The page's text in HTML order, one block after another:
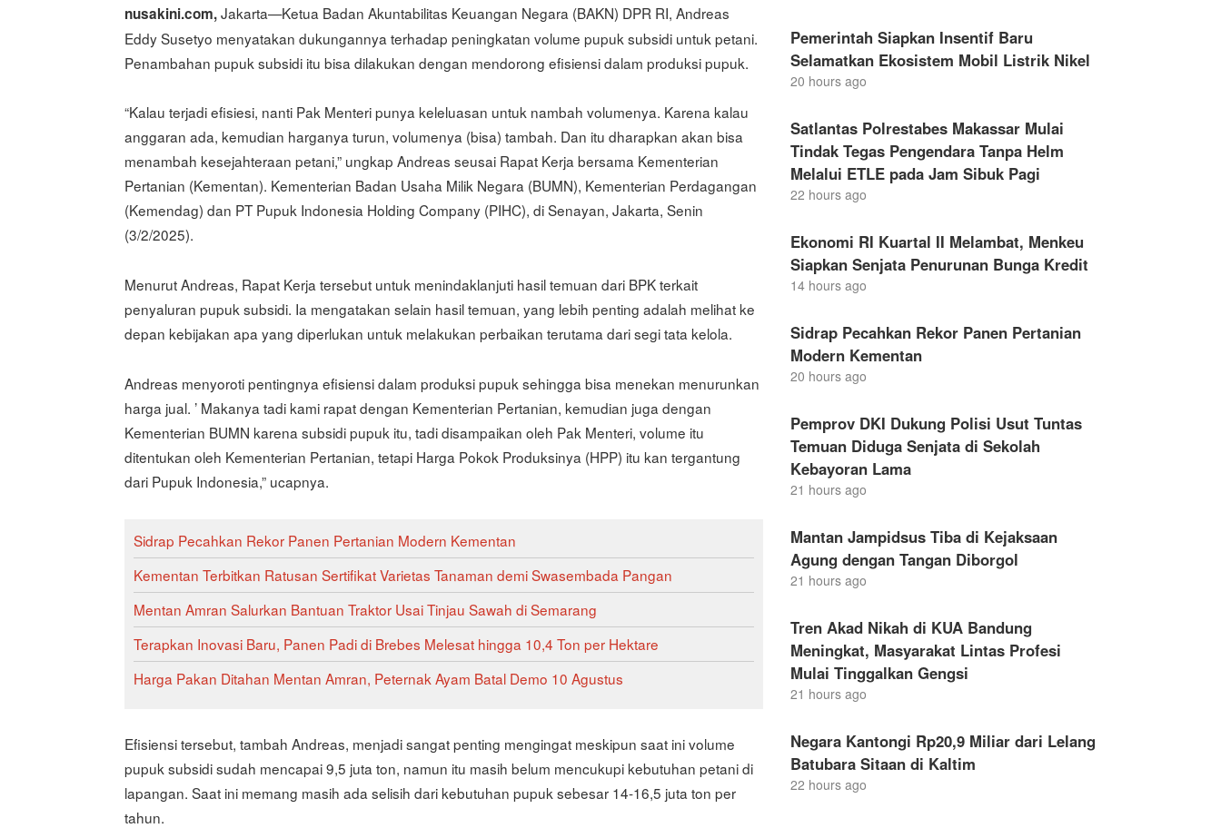
nusakini.com,Jakarta—Ketua Badan Akuntabilitas Keuangan Negara (BAKN) DPR RI, Andreas
Eddy Susetyo menyatakan dukungannya terhadap peningkatan volume pupuk subsidi untuk petani.
Penambahan pupuk subsidi itu bisa dilakukan dengan mendorong efisiensi dalam produksi pupuk.
“Kalau terjadi efisiesi, nanti Pak Menteri punya keleluasan untuk nambah volumenya. Karena kalau
anggaran ada, kemudian harganya turun, volumenya (bisa) tambah. Dan itu dharapkan akan bisa
menambah kesejahteraan petani,” ungkap Andreas seusai Rapat Kerja bersama Kementerian
Pertanian (Kementan). Kementerian Badan Usaha Milik Negara (BUMN), Kementerian Perdagangan
(Kemendag) dan PT Pupuk Indonesia Holding Company (PIHC), di Senayan, Jakarta, Senin
(3/2/2025).
Menurut Andreas, Rapat Kerja tersebut untuk menindaklanjuti hasil temuan dari BPK terkait
penyaluran pupuk subsidi. Ia mengatakan selain hasil temuan, yang lebih penting adalah melihat ke
depan kebijakan apa yang diperlukan untuk melakukan perbaikan terutama dari segi tata kelola.
Andreas menyoroti pentingnya efisiensi dalam produksi pupuk sehingga bisa menekan menurunkan
harga jual. ’ Makanya tadi kami rapat dengan Kementerian Pertanian, kemudian juga dengan
Kementerian BUMN karena subsidi pupuk itu, tadi disampaikan oleh Pak Menteri, volume itu
ditentukan oleh Kementerian Pertanian, tetapi Harga Pokok Produksinya (HPP) itu kan tergantung
dari Pupuk Indonesia,” ucapnya.
Sidrap Pecahkan Rekor Panen Pertanian Modern Kementan
Kementan Terbitkan Ratusan Sertifikat Varietas Tanaman demi Swasembada Pangan
Mentan Amran Salurkan Bantuan Traktor Usai Tinjau Sawah di Semarang
Terapkan Inovasi Baru, Panen Padi di Brebes Melesat hingga 10,4 Ton per Hektare
Harga Pakan Ditahan Mentan Amran, Peternak Ayam Batal Demo 10 Agustus
Efisiensi tersebut, tambah Andreas, menjadi sangat penting mengingat meskipun saat ini volume
pupuk subsidi sudah mencapai 9,5 juta ton, namun itu masih belum mencukupi kebutuhan petani di
lapangan. Saat ini memang masih ada selisih dari kebutuhan pupuk sebesar 14-16,5 juta ton per
tahun.
Pemerintah Siapkan Insentif Baru
Selamatkan Ekosistem Mobil Listrik Nikel
20 hours ago
Satlantas Polrestabes Makassar Mulai
Tindak Tegas Pengendara Tanpa Helm
Melalui ETLE pada Jam Sibuk Pagi
22 hours ago
Ekonomi RI Kuartal II Melambat, Menkeu
Siapkan Senjata Penurunan Bunga Kredit
14 hours ago
Sidrap Pecahkan Rekor Panen Pertanian
Modern Kementan
20 hours ago
Pemprov DKI Dukung Polisi Usut Tuntas
Temuan Diduga Senjata di Sekolah
Kebayoran Lama
21 hours ago
Mantan Jampidsus Tiba di Kejaksaan
Agung dengan Tangan Diborgol
21 hours ago
Tren Akad Nikah di KUA Bandung
Meningkat, Masyarakat Lintas Profesi
Mulai Tinggalkan Gengsi
21 hours ago
Negara Kantongi Rp20,9 Miliar dari Lelang
Batubara Sitaan di Kaltim
22 hours ago